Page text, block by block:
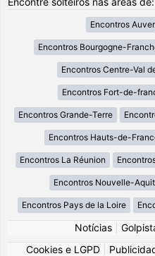
Encontros
Encontros Bourgogne-
Encontros Centre-Val
Encontros Fort-de-
Encontros Grande-Terre
Encontros Hauts-de-
Encontros La Réunion
Encontros Nouvelle-
Encontros Pays de la Loire
Notícias
Cookies e LGPD